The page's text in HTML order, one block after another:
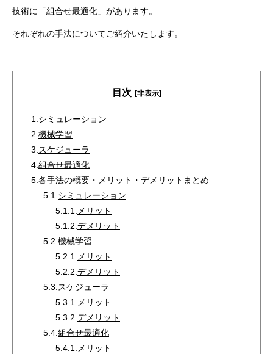
技術に「組合せ最適化」があります。
それぞれの手法についてご紹介いたします。
目次 [非表示]
1. シミュレーション
2. 機械学習
3. スケジューラ
4. 組合せ最適化
5. 各手法の概要・メリット・デメリットまとめ
5.1. シミュレーション
5.1.1.
メリット
5.1.2. デメリット
5.2. 機械学習
5.2.1.
メリット
5.2.2. デメリット
5.3. スケジューラ
5.3.1.
メリット
5.3.2. デメリット
5.4. 組合せ最適化
5.4.1.
メリット